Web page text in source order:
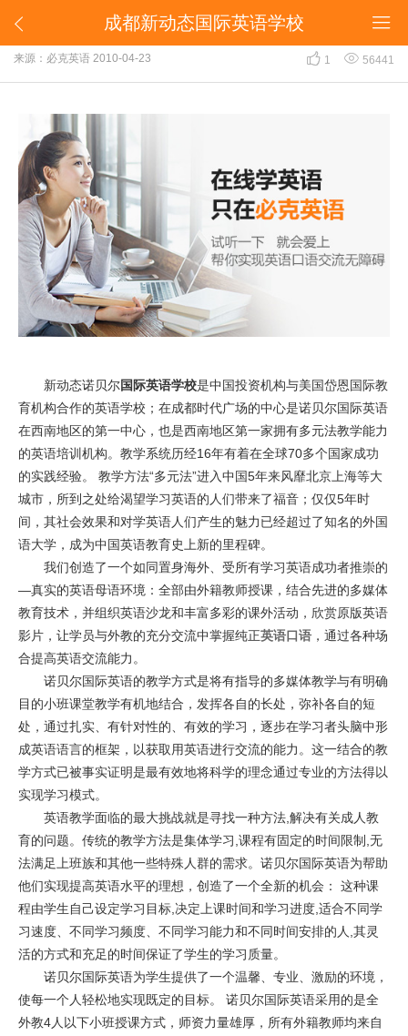
 
成都新动态国际英语学校
成都新动态国际英语学校
来源：必克英语 2010-04-23  1  56441
新动态诺贝尔国际英语学校是中国投资机构与美国岱恩国际教
育机构合作的英语学校；在成都时代广场的中心是诺贝尔国际英语
在西南地区的第一中心，也是西南地区第一家拥有多元法教学能力
的英语培训机构。教学系统历经16年有着在全球70多个国家成功
的实践经验。 教学方法“多元法”进入中国5年来风靡北京上海等大
城市，所到之处给渴望学习英语的人们带来了福音；仅仅5年时
间，其社会效果和对学英语人们产生的魅力已经超过了知名的外国
语大学，成为中国英语教育史上新的里程碑。
我们创造了一个如同置身海外、受所有学习英语成功者推崇的
—真实的英语母语环境：全部由外籍教师授课，结合先进的多媒体
教育技术，并组织英语沙龙和丰富多彩的课外活动，欣赏原版英语
影片，让学员与外教的充分交流中掌握纯正英语口语 ，通过各种场
合提高英语交流能力。
诺贝尔国际英语的教学方式是将有指导的多媒体教学与有明确
目的小班课堂教学有机地结合，发挥各自的长处，弥补各自的短
处，通过扎实、有针对性的、有效的学习，逐步在学习者头脑中形
成英语语言的框架，以获取用英语进行交流的能力。这一结合的教
学方式已被事实证明是最有效地将科学的理念通过专业的方法得以
实现学习模式。
英语教学面临的最大挑战就是寻找一种方法,解决有关成人教
育的问题。传统的教学方法是集体学习,课程有固定的时间限制,无
法满足上班族和其他一些特殊人群的需求。诺贝尔国际英语为帮助
他们实现提高英语水平的理想，创造了一个全新的机会： 这种课
程由学生自己设定学习目标,决定上课时间和学习进度,适合不同学
习速度、不同学习频度、不同学习能力和不同时间安排的人,其灵
活的方式和充足的时间保证了学生的学习质量。
诺贝尔国际英语为学生提供了一个温馨、专业、激励的环境，
使每一个人轻松地实现既定的目标。 诺贝尔国际英语采用的是全
外教4人以下小班授课方式，师资力量雄厚，所有外籍教师均来自